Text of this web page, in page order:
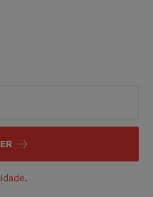
.